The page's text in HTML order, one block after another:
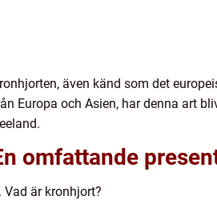
även känd som det
Europa och Asien, har denna art
omfattande
Vad är kronhjort?